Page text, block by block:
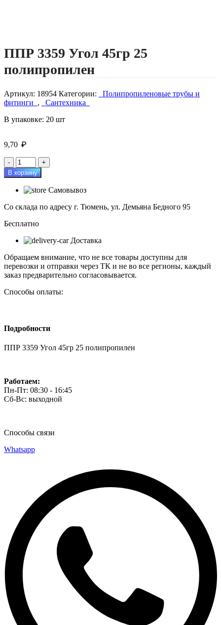
ППР 3359 Угол 45гр 25
полипропилен
Артикул: 18954 Категории:
Полипропиленовые трубы и
фитинги ,
Сантехника
В упаковке: 20 шт
9,70 ₽
Количество
товара
ППР
3359
Угол
45гр
полипропилен
В корзину
Самовывоз
Со склада по адресу г. Тюмень, ул. Демьяна Бедного 95
Бесплатно
Доставка
Обращаем внимание, что не все товары доступны для
перевозки и отправки через ТК и не во все регионы, каждый
заказ предварительно согласовывается.
Способы оплаты:
Подробности
ППР 3359 Угол 45гр 25 полипропилен
Работаем:
Пн-Пт: 08:30 - 16:45
Сб-Вс: выходной
Способы связи
Whatsapp